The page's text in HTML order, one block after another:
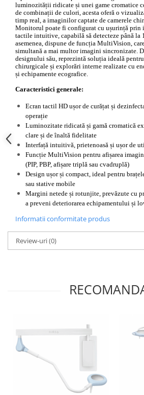
Lampi bactericide si Dispozitive de
Dezinfectare
Lampi de operatie si medicale
Laringoscoape
Lensmetre
Lentile de diagnostic
Lupe chirurgicale
Masini de sflefuit lentile
Mese chirurgicale oftalmologice
Mese operatii
Monitoare fetale
Monitoare pacient
Negatoscoape
Nazofaringoscoape
OCT - Tomografe in coerenta
optica
proiectoare de teste
Pulsoximetre
Sinoptofoare
Spirometre
Tensiometre si stetoscoape
luminozității ridicate și unei game cromatice
de combinații de culori, acesta oferă o
timp real, a imaginilor captate de camerele
Monitorul poate fi configurat cu ușurință prin
tactile intuitive, capabilă să detecteze până la
asemenea, dispune de funcția MultiVision,
simultană a mai multor imagini sincronizate.
designului său, reprezintă soluția ideală
chirurgicale și explorări interne realizate cu
și echipamente ecografice.
Caracteristici generale:
Ecran tactil HD ușor de curățat și
operație
Luminozitate ridicată și gamă cromatică
clare și de înaltă fidelitate
Interfață intuitivă, prietenoasă și ușor de
Funcție MultiVision pentru afișarea
(PIP, PBP, afișare triplă sau cvadruplă)
Design ușor și compact, ideal pentru
sau stative mobile
Margini netede și rotunjite, prevăzute cu
a preveni deteriorarea echipamentului și
Informatii conformitate produs
Review-uri(0)